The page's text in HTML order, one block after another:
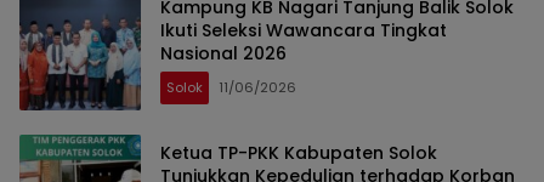
Kampung KB Nagari Tanjung Balik Solok
Ikuti Seleksi Wawancara Tingkat
Nasional 2026
Solok 11/06/2026
Ketua TP-PKK Kabupaten Solok
Tunjukkan Kepedulian terhadap Korban